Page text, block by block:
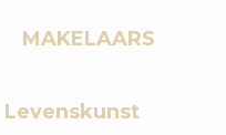
MAKELAARS
Levenskunst
ons op
74 74